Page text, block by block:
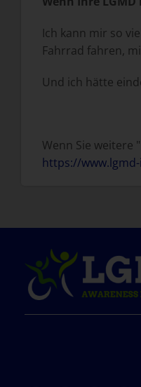
Ich kann mir so
Fahrrad fahren,
Und ich hätte
Wenn Sie weitere
https://